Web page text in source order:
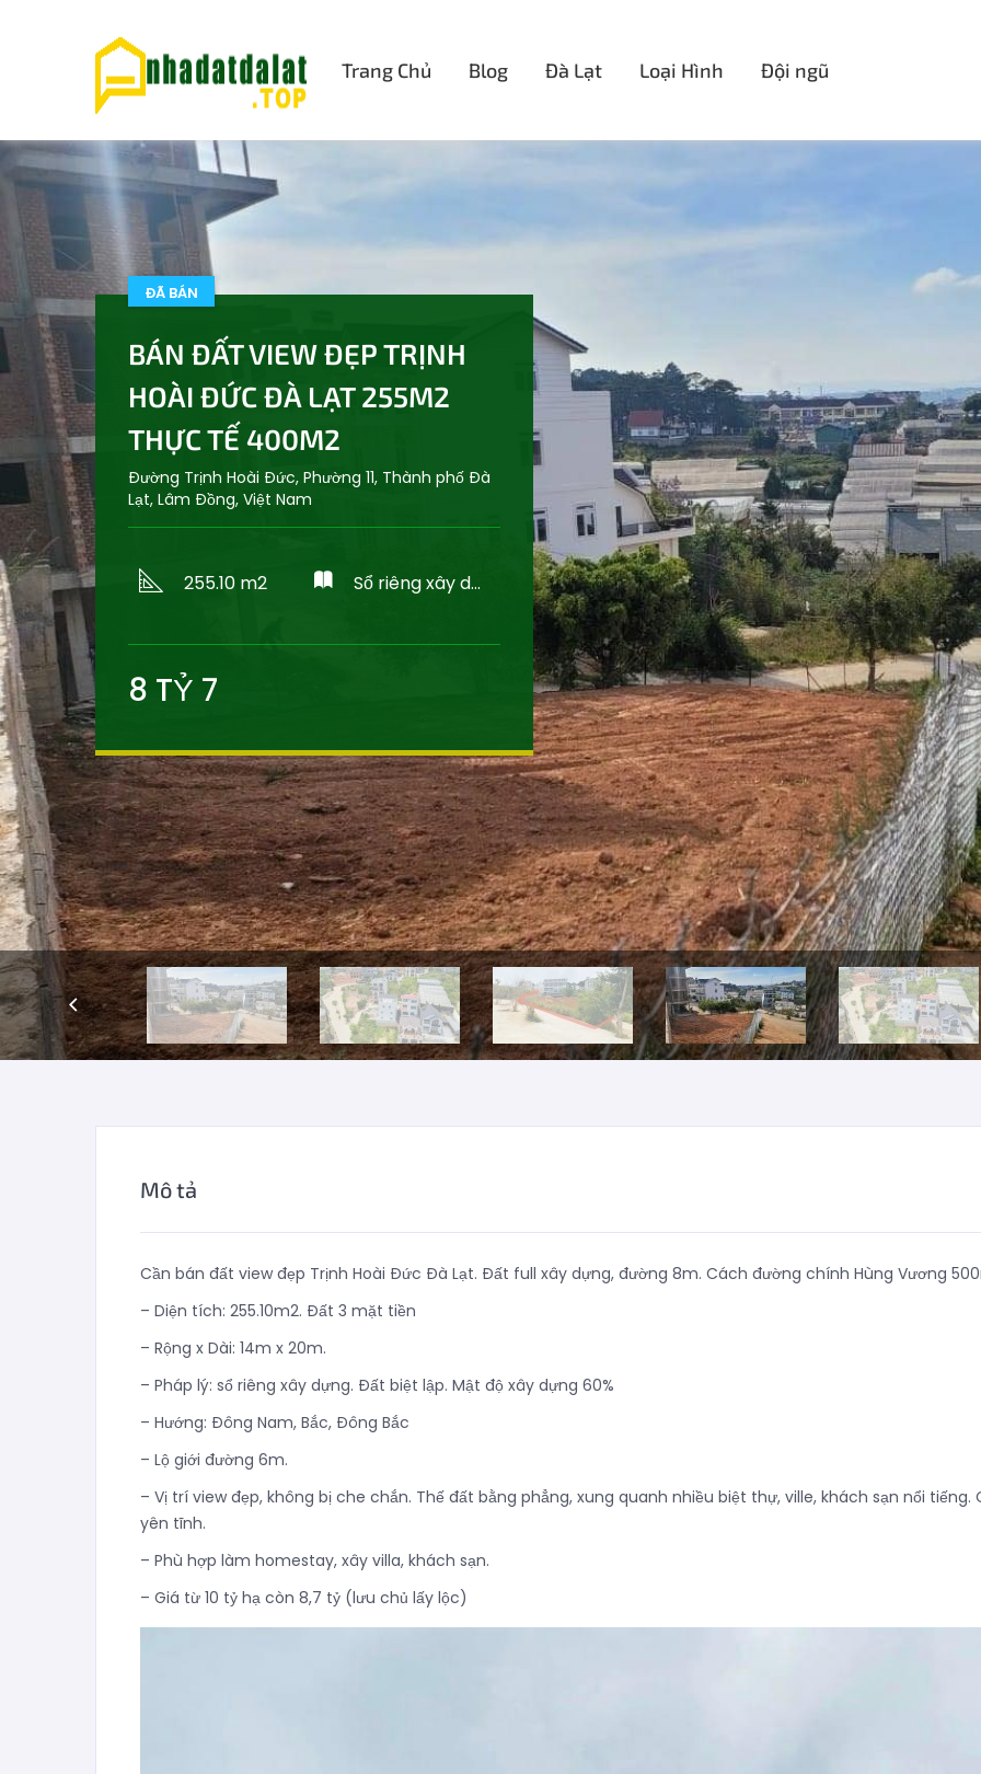
Trang Chủ Blog Đà Lạt Loại Hình Đội ngũ
ĐÃ BÁN
BÁN ĐẤT VIEW ĐẸP TRỊNH
HOÀI ĐỨC ĐÀ LẠT 255M2
THỰC TẾ 400M2
Đường Trịnh Hoài Đức, Phường 11, Thành phố Đà
Lạt, Lâm Đồng, Việt Nam
255.10 m2 Sổ riêng xây dựng
8 TỶ 7
Mô tả
Cần bán đất view đẹp Trịnh Hoài Đức Đà Lạt. Đất full xây dựng, đường 8m. Cách đường chính Hùng Vương
– Diện tích: 255.10m2. Đất 3 mặt tiền
– Rộng x Dài: 14m x 20m.
– Pháp lý: sổ riêng xây dựng. Đất biệt lập. Mật độ xây dựng 60%
– Hướng: Đông Nam, Bắc, Đông Bắc
– Lộ giới đường 6m.
– Vị trí view đẹp, không bị che chắn. Thế đất bằng phẳng, xung quanh nhiều biệt thự, ville, khách sạn nổi
yên tĩnh.
– Phù hợp làm homestay, xây villa, khách sạn.
– Giá từ 10 tỷ hạ còn 8,7 tỷ (lưu chủ lấy lộc)